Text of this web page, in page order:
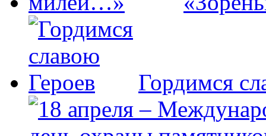
Гордимся